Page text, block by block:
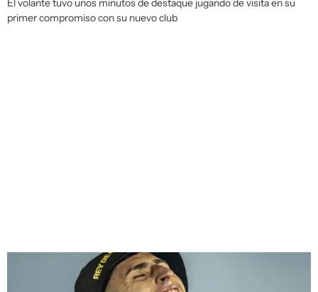
El volante tuvo unos minutos de destaque jugando de visita en su
primer compromiso con su nuevo club